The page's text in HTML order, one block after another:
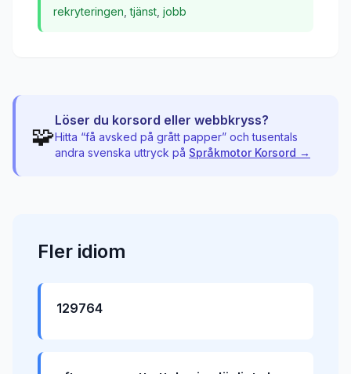
rekryteringen ,tjänst jobb
🧩
Löser du korsord eller webbkryss?
Hitta “få avsked på grått papper” och tusentals
andra svenska uttryck på Språkmotor Korsord →
Fler idiom
129764